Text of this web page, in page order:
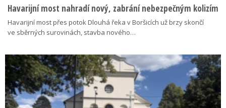
Havarijní most nahradí nový, zabrání nebezpečným kolizím
Havarijní most přes potok Dlouhá řeka v Boršicích už brzy skončí
ve sběrných surovinách, stavba nového…